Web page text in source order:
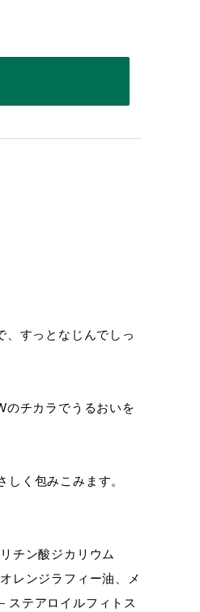
、すっとなじんでしっ
のチカラでうるおいを
く包みこみます。
チン酸ジカリウム
レンジラフィー油、メ
ステアロイルフィトス